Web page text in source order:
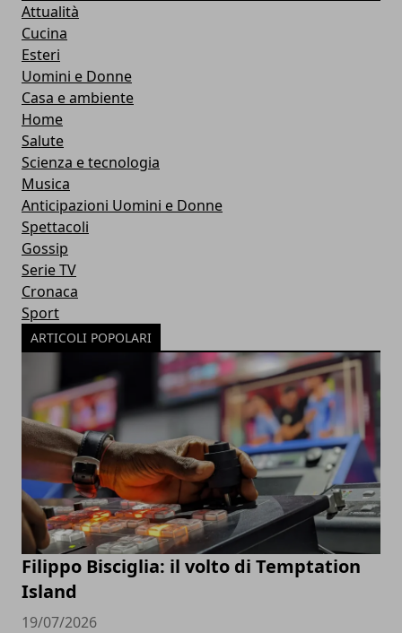
Attualità
Cucina
Esteri
Uomini e Donne
Casa e ambiente
Home
Salute
Scienza e tecnologia
Musica
Anticipazioni Uomini e Donne
Spettacoli
Gossip
Serie TV
Cronaca
Sport
ARTICOLI POPOLARI
Filippo Bisciglia: il volto di Temptation
Island
19/07/2026